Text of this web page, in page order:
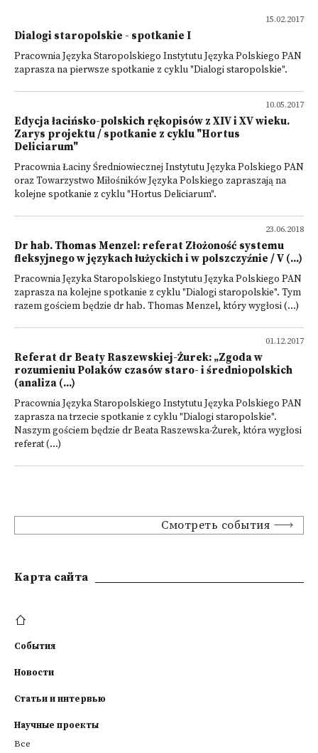
15.02.2017
Dialogi staropolskie - spotkanie I
Pracownia Języka Staropolskiego Instytutu Języka Polskiego PAN
zaprasza na pierwsze spotkanie z cyklu "Dialogi staropolskie".
10.05.2017
Edycja łacińsko-polskich rękopisów z XIV i XV wieku.
Zarys projektu / spotkanie z cyklu "Hortus
Deliciarum"
Pracownia Łaciny Średniowiecznej Instytutu Języka Polskiego PAN
oraz Towarzystwo Miłośników Języka Polskiego zapraszają na
kolejne spotkanie z cyklu "Hortus Deliciarum".
23.06.2018
Dr hab. Thomas Menzel: referat Złożoność systemu
fleksyjnego w językach łużyckich i w polszczyźnie / V (...)
Pracownia Języka Staropolskiego Instytutu Języka Polskiego PAN
zaprasza na kolejne spotkanie z cyklu "Dialogi staropolskie". Tym
razem gościem będzie dr hab. Thomas Menzel, który wygłosi (...)
01.12.2017
Referat dr Beaty Raszewskiej-Żurek: „Zgoda w
rozumieniu Polaków czasów staro- i średniopolskich
(analiza (...)
Pracownia Języka Staropolskiego Instytutu Języka Polskiego PAN
zaprasza na trzecie spotkanie z cyklu "Dialogi staropolskie".
Naszym gościem będzie dr Beata Raszewska-Żurek, która wygłosi
referat (...)
Смотреть события
Kарта сайта
События
Новости
Статьи и интервью
Научные проекты
Все